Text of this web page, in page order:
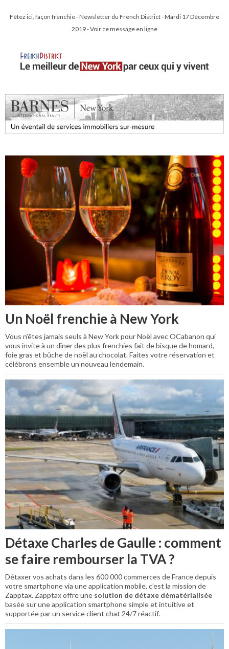
Fêtez ici, façon frenchie - Newsletter du French District - Mardi 17 Décembre
2019 - Voir ce message en ligne
Un Noël frenchie à New York
Vous n’êtes jamais seuls à New York pour Noël avec OCabanon qui
vous invite à un dîner des plus frenchies fait de bisque de homard,
foie gras et bûche de noël au chocolat. Faites votre réservation et
célébrons ensemble un nouveau lendemain.
Détaxe Charles de Gaulle : comment
se faire rembourser la TVA ?
Détaxer vos achats dans les 600 000 commerces de France depuis
votre smartphone via une application mobile, c’est la mission de
Zapptax. Zapptax offre une solution de détaxe dématérialisée
basée sur une application smartphone simple et intuitive et
supportée par un service client chat 24/7 réactif.